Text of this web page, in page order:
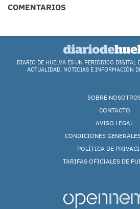
COMENTARIOS
DIARIO DE HUELVA ES UN PERIÓDICO DIGITAL
ACTUALIDAD, NOTICIAS E INFORMACIÓN
SOBRE
CONTACTO
AVISO LEGAL
CONDICIONES
POLÍTICA DE
TARIFAS OFICIALES DE